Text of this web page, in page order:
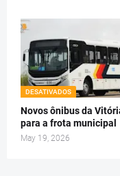
DESATIVADOS
Novos ônibus da
para a frota municipal
May 19, 2026